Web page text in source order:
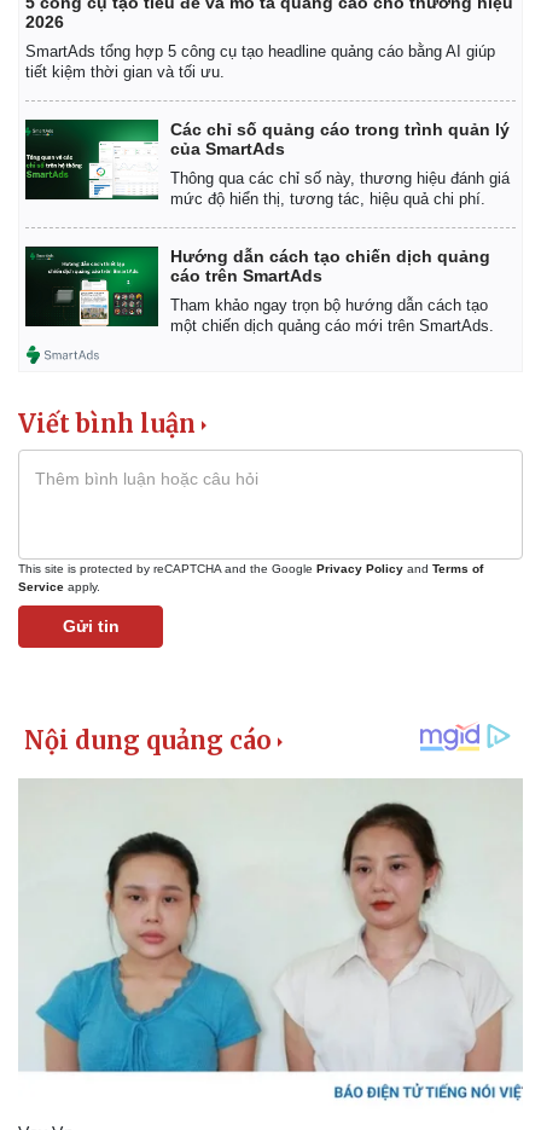
Doanh nghiệp
Thông tin doanh nghiệp
2026
SmartAds tổng hợp 5 công cụ tạo headline quảng cáo bằng AI giúp
tiết kiệm thời gian và tối ưu.
Các chỉ số quảng cáo trong trình quản lý
của SmartAds
Thông qua các chỉ số này, thương hiệu đánh giá
mức độ hiển thị, tương tác, hiệu quả chi phí.
Hướng dẫn cách tạo chiến dịch quảng
cáo trên SmartAds
Tham khảo ngay trọn bộ hướng dẫn cách tạo
một chiến dịch quảng cáo mới trên SmartAds.
Viết bình luận
This site is protected by reCAPTCHA and the Google Privacy Policy and Terms of
Service apply.
Gửi tin